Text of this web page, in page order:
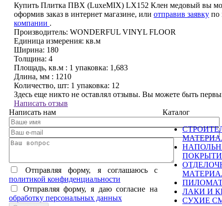
Купить Плитка ПВХ (LuxeMIX) LX152 Клен медовый вы
оформив заказ в интернет магазине, или отправив заявку по
компании .
Производитель: WONDERFUL VINYL FLOOR
Единица измерения: кв.м
Ширина: 180
Толщина: 4
Площадь, кв.м : 1 упаковка: 1,683
Длина, мм : 1210
Количество, шт: 1 упаковка: 12
Здесь еще никто не оставлял отзывы. Вы можете быть
Написать отзыв
Написать нам
Отправляя форму, я соглашаюсь c
политикой конфиденциальности
Отправляя форму, я даю согласие на
обработку персональных данных
Каталог
ЛАКИ И
СУХИЕ